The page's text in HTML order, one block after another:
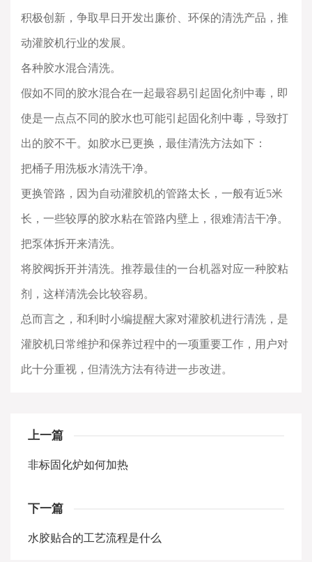
积极创新，争取早日开发出廉价、环保的清洗产品，推
动灌胶机行业的发展。
各种胶水混合清洗。
假如不同的胶水混合在一起最容易引起固化剂中毒，即
使是一点点不同的胶水也可能引起固化剂中毒，导致打
出的胶不干。如胶水已更换，最佳清洗方法如下：
把桶子用洗板水清洗干净。
更换管路，因为自动灌胶机的管路太长，一般有近5米
长，一些较厚的胶水粘在管路内壁上，很难清洁干净。
把泵体拆开来清洗。
将胶阀拆开并清洗。推荐最佳的一台机器对应一种胶粘
剂，这样清洗会比较容易。
总而言之，和利时小编提醒大家对灌胶机进行清洗，是
灌胶机日常维护和保养过程中的一项重要工作，用户对
此十分重视，但清洗方法有待进一步改进。
上一篇
非标固化炉如何加热
下一篇
水胶贴合的工艺流程是什么